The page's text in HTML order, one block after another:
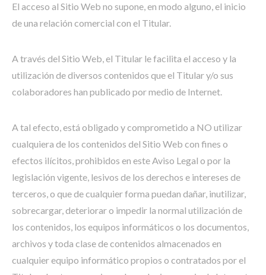
El acceso al Sitio Web no supone, en modo alguno, el inicio
de una relación comercial con el Titular.
A través del Sitio Web, el Titular le facilita el acceso y la
utilización de diversos contenidos que el Titular y/o sus
colaboradores han publicado por medio de Internet.
A tal efecto, está obligado y comprometido a NO utilizar
cualquiera de los contenidos del Sitio Web con fines o
efectos ilícitos, prohibidos en este Aviso Legal o por la
legislación vigente, lesivos de los derechos e intereses de
terceros, o que de cualquier forma puedan dañar, inutilizar,
sobrecargar, deteriorar o impedir la normal utilización de
los contenidos, los equipos informáticos o los documentos,
archivos y toda clase de contenidos almacenados en
cualquier equipo informático propios o contratados por el